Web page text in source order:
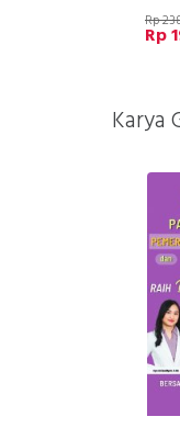
Rp
Rp
Karya